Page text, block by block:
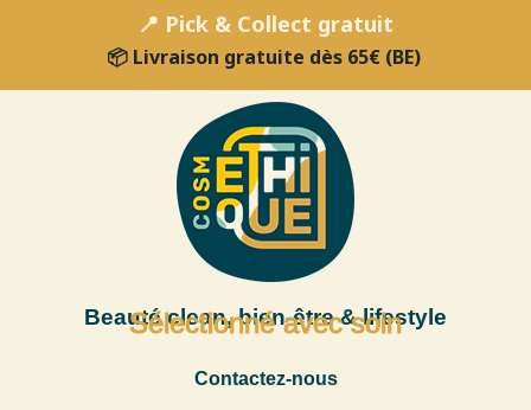
📍 Pick & Collect gratuit
📦 Livraison gratuite dès 65€ (BE)
Beauté clean, bien-être & lifestyle
Sélectionné avec soin
Contactez-nous